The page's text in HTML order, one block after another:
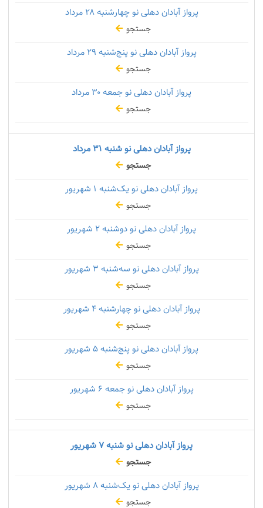
پرواز آبادان دهلی نو چهارشنبه۲۸ مرداد
جستجو
پرواز آبادان دهلی نو پنج‌شنبه
جستجو
پرواز آبادان دهلی نو جمعه
جستجو
پرواز آبادان دهلی نو شنبه
جستجو
پرواز آبادان دهلی نو یک‌شنبه
جستجو
پرواز آبادان دهلی نو دوشنبه
جستجو
پرواز آبادان دهلی نو سه‌شنبه
جستجو
پرواز آبادان دهلی نو چهارشنبه۴ شهریور
جستجو
پرواز آبادان دهلی نو پنج‌شنبه
جستجو
پرواز آبادان دهلی نو جمعه
جستجو
پرواز آبادان دهلی نو شنبه
جستجو
پرواز آبادان دهلی نو یک‌شنبه۸ شهریور
جستجو